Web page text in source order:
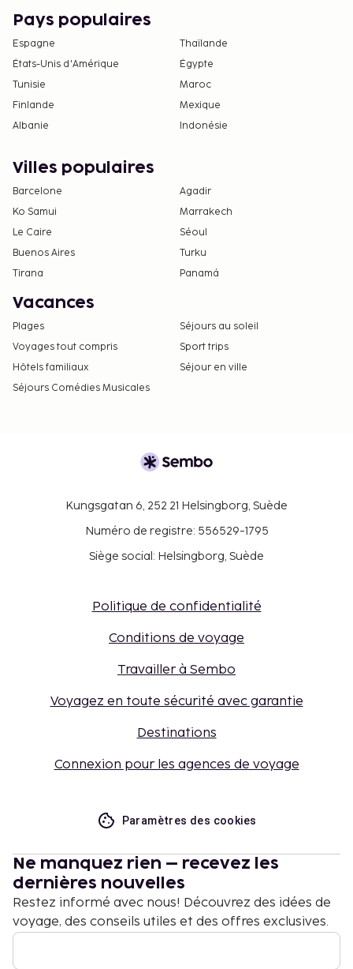
Pays populaires
Espagne
Thaïlande
États-Unis d'Amérique
Égypte
Tunisie
Maroc
Finlande
Mexique
Albanie
Indonésie
Villes populaires
Barcelone
Agadir
Ko Samui
Marrakech
Le Caire
Séoul
Buenos Aires
Turku
Tirana
Panamá
Vacances
Plages
Séjours au soleil
Voyages tout compris
Sport trips
Hôtels familiaux
Séjour en ville
Séjours Comédies Musicales
Kungsgatan 6, 252 21 Helsingborg, Suède
Numéro de registre: 556529-1795
Siège social: Helsingborg, Suède
Politique de confidentialité
Conditions de voyage
Travailler à Sembo
Voyagez en toute sécurité avec garantie
Destinations
Connexion pour les agences de voyage
Paramètres des cookies
Ne manquez rien – recevez les
dernières nouvelles
Restez informé avec nous! Découvrez des idées de
voyage, des conseils utiles et des offres exclusives.